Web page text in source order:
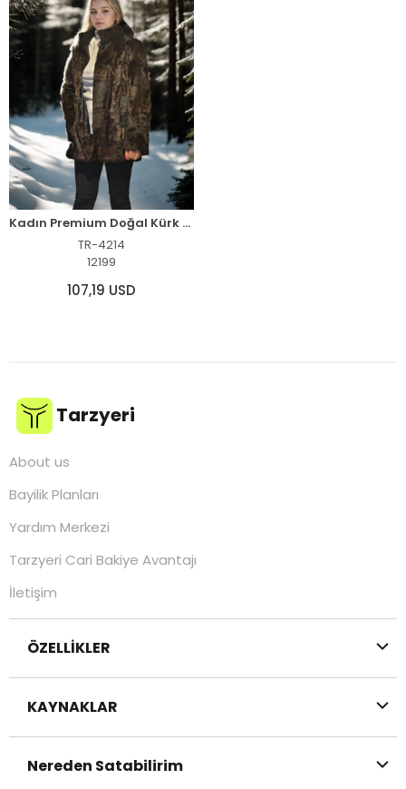
Kadın Premium Doğal Kürk Deri Ceket - Leopar
TR-4214
12199
107,19 USD
Tarzyeri
About us
Bayilik Planları
Yardım Merkezi
Tarzyeri Cari Bakiye Avantajı
İletişim
ÖZELLİKLER
KAYNAKLAR
Nereden Satabilirim